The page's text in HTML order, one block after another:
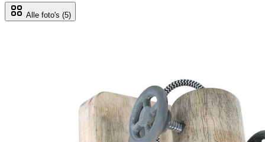
Alle foto's (5)